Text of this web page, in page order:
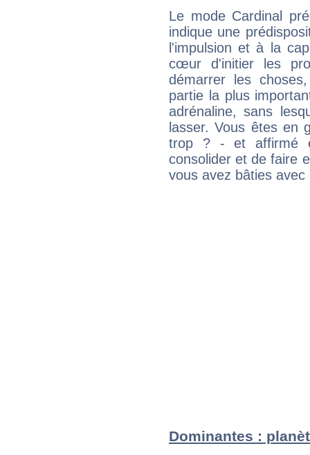
Le mode Cardinal
indique une
l'impulsion et à la
cœur d'initier les
démarrer les
partie la plus
adrénaline, sans
lasser. Vous êtes en
trop ? - et affirmé
consolider et de faire
vous avez bâties avec
Dominantes :